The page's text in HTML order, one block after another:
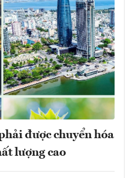
được chuyển hóa
lượng cao